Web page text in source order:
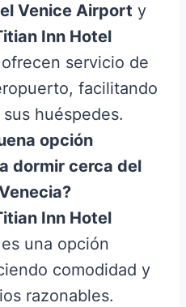
Venice Airport y
Inn Hotel
ofrecen servicio de
facilitando
huéspedes.
opción
dormir cerca del
Inn Hotel
es una opción
comodidad y
razonables.